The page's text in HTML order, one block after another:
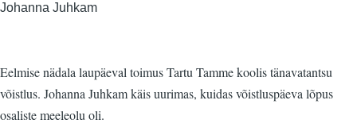
Johanna Juhkam
Eelmise nädala laupäeval toimus Tartu Tamme koolis tänavatantsu
võistlus. Johanna Juhkam käis uurimas, kuidas võistluspäeva lõpus
osaliste meeleolu oli.